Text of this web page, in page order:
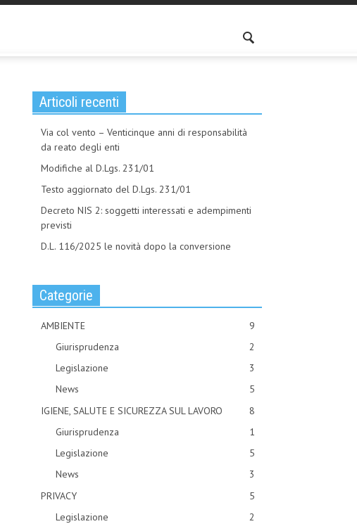
Articoli recenti
Via col vento – Venticinque anni di responsabilità
da reato degli enti
Modifiche al D.Lgs. 231/01
Testo aggiornato del D.Lgs. 231/01
Decreto NIS 2: soggetti interessati e adempimenti
previsti
D.L. 116/2025 le novità dopo la conversione
Categorie
AMBIENTE
9
Giurisprudenza
2
Legislazione
3
News
5
IGIENE, SALUTE E SICUREZZA SUL LAVORO
8
Giurisprudenza
1
Legislazione
5
News
3
PRIVACY
5
Legislazione
2